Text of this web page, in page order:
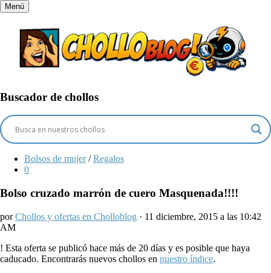
Menú
Buscador de chollos
Bolsos de mujer / Regalos
0
Bolso cruzado marrón de cuero Masquenada!!!!
porChollos y ofertas en Cholloblog · 11 diciembre, 2015 a las 10:42
AM
! Esta oferta se publicó hace más de 20 días y es posible que haya
caducado. Encontrarás nuevos chollos en nuestro índice.